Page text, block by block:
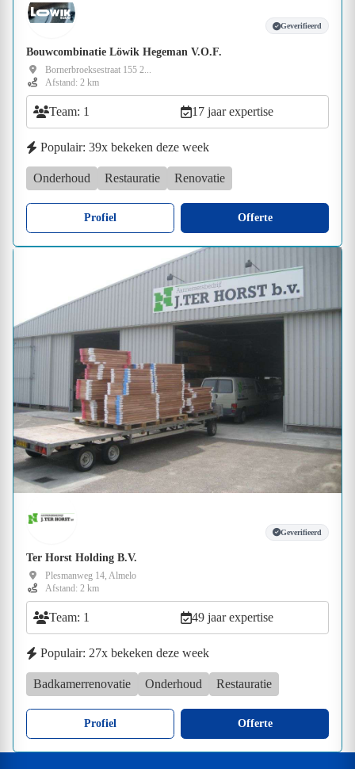
Geverifieerd
Bouwcombinatie Löwik Hegeman V.O.F.
Bornerbroeksestraat 155 2...
Afstand: 2 km
Team: 1 17 jaar expertise
Populair: 39x bekeken deze week
Onderhoud Restauratie Renovatie
Profiel Offerte
Geverifieerd
Ter Horst Holding B.V.
Plesmanweg 14, Almelo
Afstand: 2 km
Team: 1 49 jaar expertise
Populair: 27x bekeken deze week
Badkamerrenovatie Onderhoud Restauratie
Profiel Offerte